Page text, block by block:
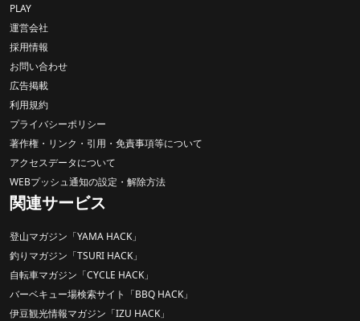
PLAY
運営会社
採用情報
お問い合わせ
広告掲載
利用規約
プライバシーポリシー
著作権・リンク・引用・免責事項等について
アクセスデータについて
WEBプッシュ通知の設定・解除方法
関連サービス
登山マガジン「YAMA HACK」
釣りマガジン「TSURI HACK」
自転車マガジン「CYCLE HACK」
バーベキュー場検索サイト「BBQ HACK」
伊豆観光情報マガジン「IZU HACK」